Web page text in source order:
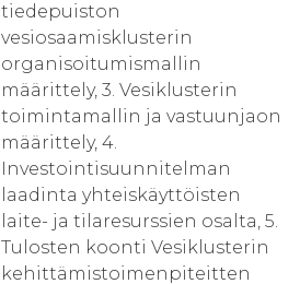
tiedepuiston
vesiosaamisklusterin
organisoitumismallin
määrittely, 3. Vesiklusterin
toimintamallin ja vastuunjaon
määrittely, 4.
Investointisuunnitelman
laadinta yhteiskäyttöisten
laite- ja tilaresurssien osalta, 5.
Tulosten koonti Vesiklusterin
kehittämistoimenpiteitten